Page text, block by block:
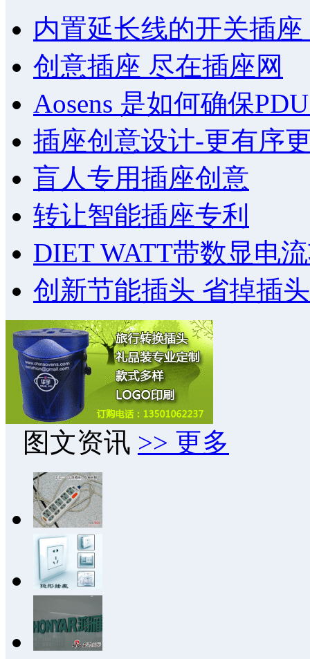
内置延长线的开关插
创意插座 尽在插座网
Aosens 是如何确保
插座创意设计-更有序
盲人专用插座创意
转让智能插座专利
DIET WATT带数显电
创新节能插头 省掉插
图文资讯 >> 更多